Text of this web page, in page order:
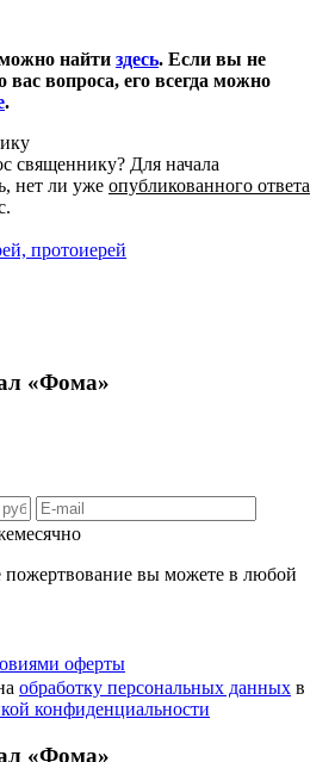
найти здесь. Если вы не
вопроса, его всегда можно
.
священнику? Для начала
нет ли уже опубликованного ответа
протоиерей
«Фома»
пожертвование вы можете в любой
оферты
обработку персональных данных в
конфиденциальности
«Фома»